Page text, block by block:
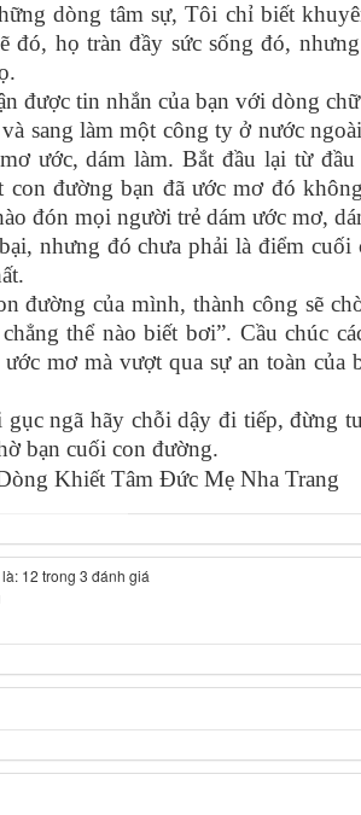
dòng tâm sự, Tôi chỉ biết
đó, họ tràn đầy sức sống đó,
được tin nhắn của bạn với dòng
sang làm một công ty ở nước
ước, dám làm. Bắt đầu lại từ
con đường bạn đã ước mơ đó
đón mọi người trẻ dám ước mơ,
nhưng đó chưa phải là điểm
đường của mình, thành công sẽ
thể nào biết bơi”. Cầu chúc
mơ mà vượt qua sự an toàn của
ngã hãy chỗi dậy đi tiếp, đừng
bạn cuối con đường.
Khiết Tâm Đức Mẹ Nha Trang
12 trong 3 đánh giá